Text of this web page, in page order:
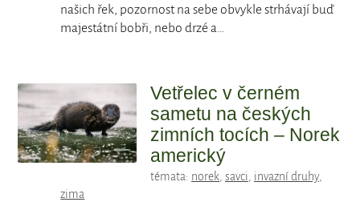
našich řek, pozornost na sebe obvykle strhávají buď
majestátní bobři, nebo drzé a…
Vetřelec v černém
sametu na českých
zimních tocích – Norek
americký
témata: norek, savci, invazní druhy,
zima